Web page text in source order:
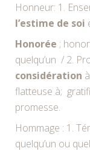
Honneur: 1.
l’estime de soi
Honorée ;
quelqu’un / 2.
considération
flatteuse à;
promesse.
Hommage : 1.
quelqu’un ou